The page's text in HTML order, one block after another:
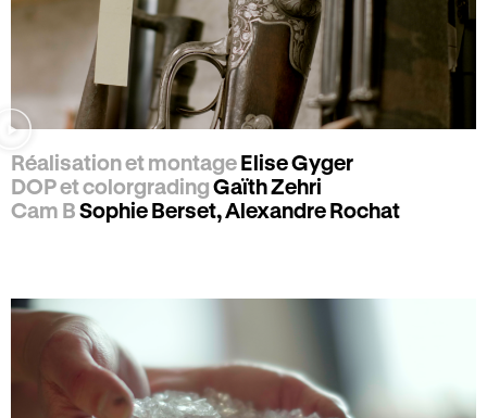
Réalisation et montageElise Gyger
DOP et colorgradingGaïth Zehri
Cam BSophie Berset, Alexandre Rochat